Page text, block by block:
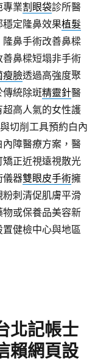
專業割眼袋診所醫
穩定隆鼻效果植髮
鼻手術改善鼻樑
鼻樑短塌非手術
瘦臉透過高強度聚
傳統除斑精靈針醫
高人氣的女性護
切削工具預約白內
障醫療方案，醫
矯正近視遠視散光
儀器雙眼皮手術擁
刺清促肌膚平滑
或保養品美容新
置健檢中心與地區
北記帳士
賴網頁設